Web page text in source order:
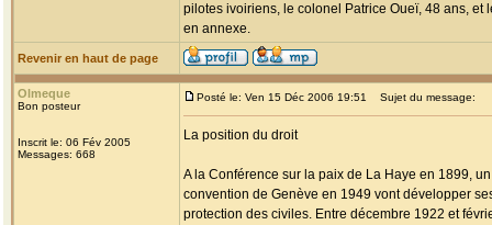
pilotes ivoiriens, le colonel Patrice Oueï, 48 ans, et
en annexe.
Revenir en haut de page
Olmeque
Bon posteur
Inscrit le: 06 Fév 2005
Messages: 668
Posté le: Ven 15 Déc 2006 19:51 Sujet du message:
La position du droit
A la Conférence sur la paix de La Haye en 1899,
convention de Genève en 1949 vont développer
protection des civiles. Entre décembre 1922 et